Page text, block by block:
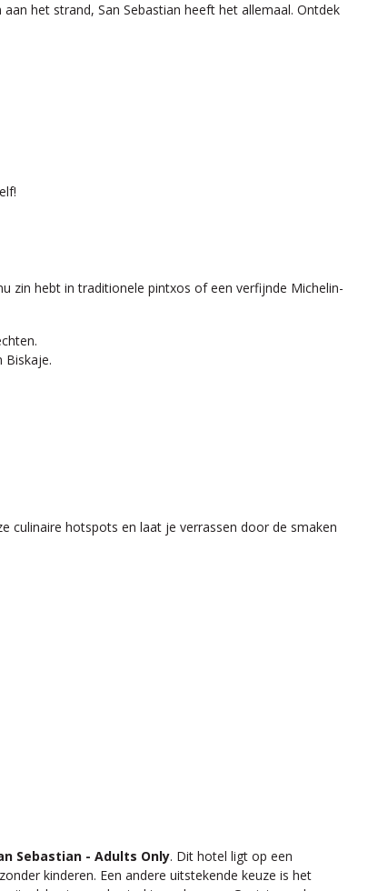
het strand, San Sebastian heeft het allemaal. Ontdek
zin hebt in traditionele pintxos of een verfijnde Michelin-
Biskaje.
culinaire hotspots en laat je verrassen door de smaken
Sebastian - Adults Only. Dit hotel ligt op een
kinderen. Een andere uitstekende keuze is het